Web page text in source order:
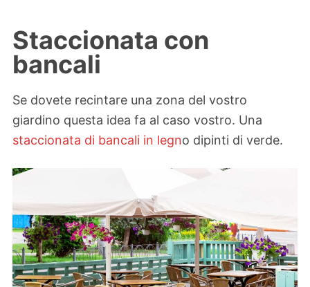
Staccionata con
bancali
Se dovete recintare una zona del vostro
giardino questa idea fa al caso vostro. Una
staccionata di bancali in legno dipinti di verde.